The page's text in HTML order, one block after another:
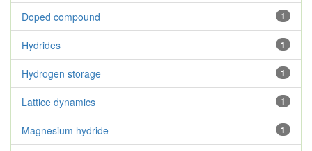
1
Doped compound
1
Hydrides
1
Hydrogen storage
1
Lattice dynamics
1
Magnesium hydride